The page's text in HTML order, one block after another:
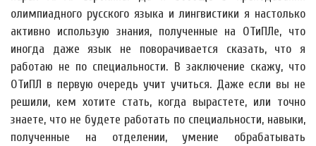
олимпиадного русского языка и лингвистики я настолько
активно использую знания, полученные на ОТиПЛе, что
иногда даже язык не поворачивается сказать, что я
работаю не по специальности. В заключение скажу, что
ОТиПЛ в первую очередь учит учиться. Даже если вы не
решили, кем хотите стать, когда вырастете, или точно
знаете, что не будете работать по специальности, навыки,
полученные на отделении, умение обрабатывать